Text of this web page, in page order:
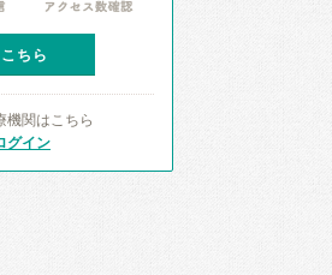
ちら
機関はこちら
グイン